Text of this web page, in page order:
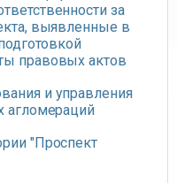
за
выявленные в
правовых актов
и управления
агломераций
"Проспект